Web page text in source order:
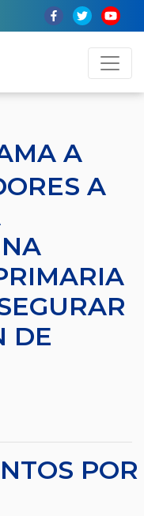
A
A
DE
POR